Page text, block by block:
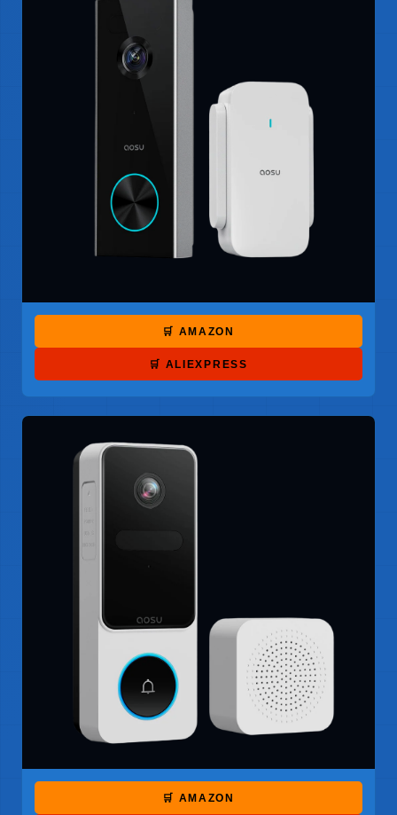
🛒 AMAZON
🛒 ALIEXPRESS
🛒 AMAZON